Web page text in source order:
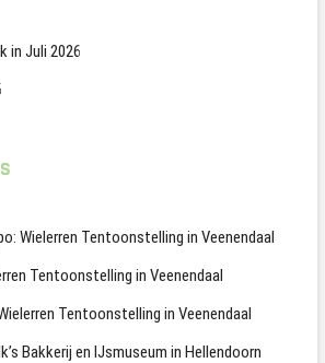
in Juli 2026
Wielerren Tentoonstelling in Veenendaal
Tentoonstelling in Veenendaal
Tentoonstelling in Veenendaal
Bakkerij en IJsmuseum in Hellendoorn